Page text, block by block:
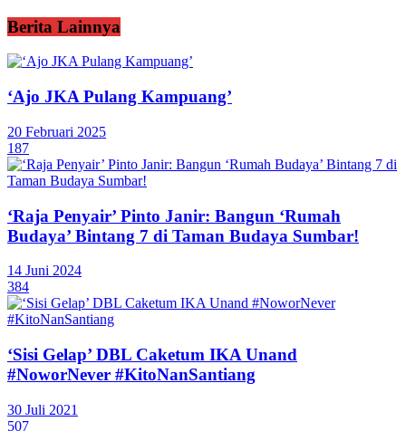
Berita Lainnya
‘Ajo JKA Pulang Kampuang’
20 Februari 2025
187
‘Raja Penyair’ Pinto Janir: Bangun ‘Rumah
Budaya’ Bintang 7 di Taman Budaya Sumbar!
14 Juni 2024
384
‘Sisi Gelap’ DBL Caketum IKA Unand
#NoworNever #KitoNanSantiang
30 Juli 2021
507